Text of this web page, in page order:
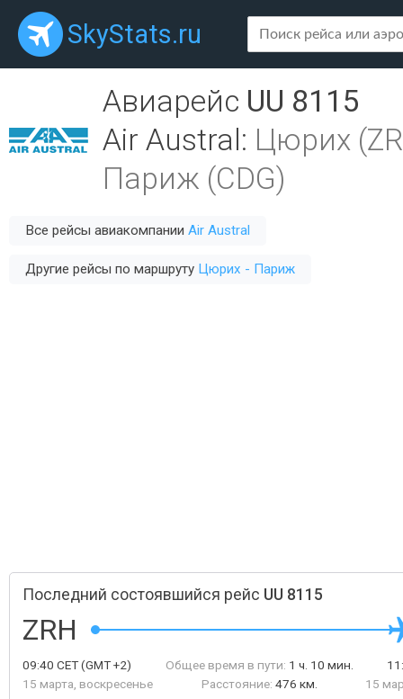
SkyStats.ru
Авиарейс UU 8115
Air Austral: Цюрих
Париж (CDG)
Все рейсы авиакомпании Air Austral
Другие рейсы по маршруту Цюрих - Париж
Последний состоявшийся рейс UU 8115
ZRH
09:40 CET(GMT +2)
15 марта, воскресенье
Общее время в пути: 1 ч. 10 мин.
Расстояние: 476 км.
15